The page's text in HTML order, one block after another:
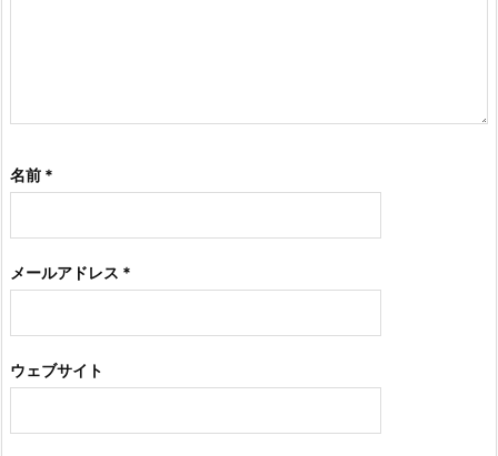
名前 *
メールアドレス *
ウェブサイト